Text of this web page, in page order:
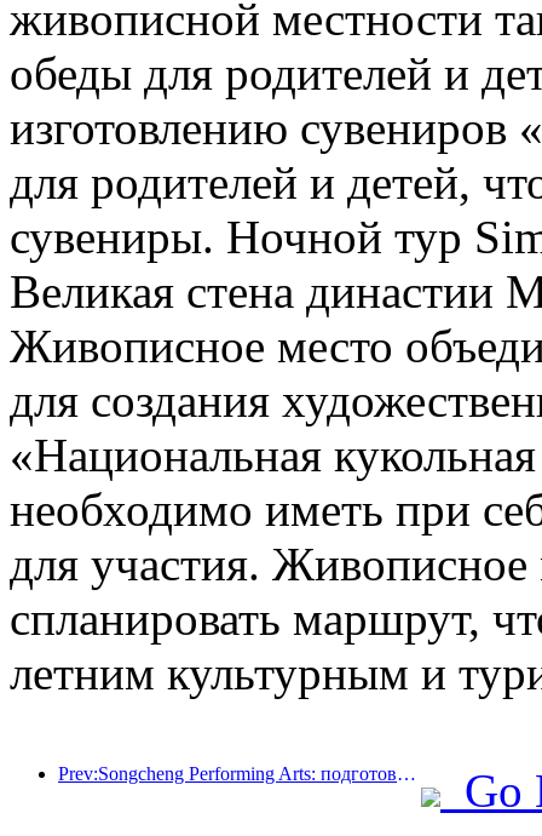
живописной местности
обеды для родителей и
изготовлению сувениров
для родителей и детей,
сувениры. Ночной тур
Великая стена династии
Живописное место
для создания
«Национальная
необходимо иметь при
для участия. Живописное
спланировать маршрут,
летним культурным и
Prev:Songcheng Performing Arts: подготовка к рынку и мероприятиям в пиковый летний туристический сезон
Go